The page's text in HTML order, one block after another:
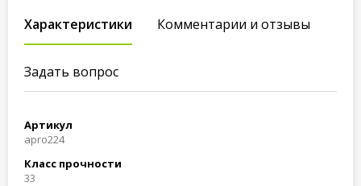
Характеристики Комментарии и отзывы
Задать вопрос
Артикул
apro224
Класс прочности
33